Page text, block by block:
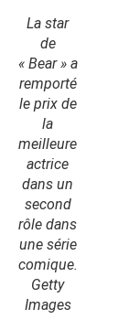
La star
de
« Bear » a
remporté
le prix de
la
meilleure
actrice
dans un
second
rôle dans
une série
comique.
Getty
Images